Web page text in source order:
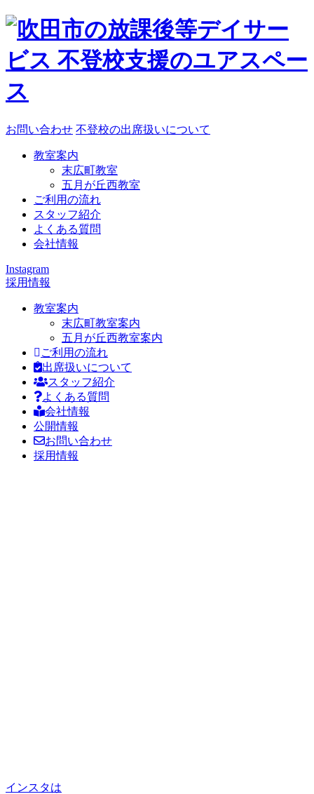
お問い合わせ 不登校の出席扱いについて
教室案内
末広町教室
五月が丘西教室
ご利用の流れ
スタッフ紹介
よくある質問
会社情報
Instagram
採用情報
教室案内
末広町教室案内
五月が丘西教室案内
ご利用の流れ
出席扱いについて
スタッフ紹介
よくある質問
会社情報
公開情報
お問い合わせ
採用情報
インスタは